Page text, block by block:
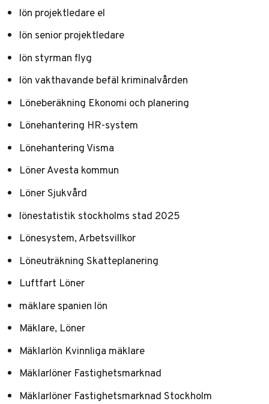
lön projektledare el
lön senior projektledare
lön styrman flyg
lön vakthavande befäl kriminalvården
Löneberäkning Ekonomi och planering
Lönehantering HR-system
Lönehantering Visma
Löner Avesta kommun
Löner Sjukvård
lönestatistik stockholms stad 2025
Lönesystem, Arbetsvillkor
Löneuträkning Skatteplanering
Luftfart Löner
mäklare spanien lön
Mäklare, Löner
Mäklarlön Kvinnliga mäklare
Mäklarlöner Fastighetsmarknad
Mäklarlöner Fastighetsmarknad Stockholm